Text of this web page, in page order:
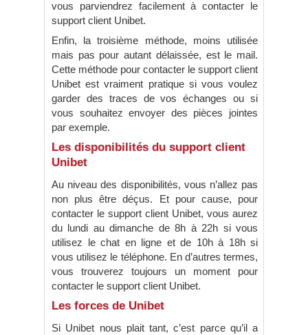
vous parviendrez facilement à contacter le
support client Unibet.
Enfin, la troisième méthode, moins utilisée
mais pas pour autant délaissée, est le mail.
Cette méthode pour contacter le support client
Unibet est vraiment pratique si vous voulez
garder des traces de vos échanges ou si
vous souhaitez envoyer des pièces jointes
par exemple.
Les disponibilités du support client
Unibet
Au niveau des disponibilités, vous n’allez pas
non plus être déçus. Et pour cause, pour
contacter le support client Unibet, vous aurez
du lundi au dimanche de 8h à 22h si vous
utilisez le chat en ligne et de 10h à 18h si
vous utilisez le téléphone. En d’autres termes,
vous trouverez toujours un moment pour
contacter le support client Unibet.
Les forces de Unibet
Si Unibet nous plait tant, c’est parce qu’il a